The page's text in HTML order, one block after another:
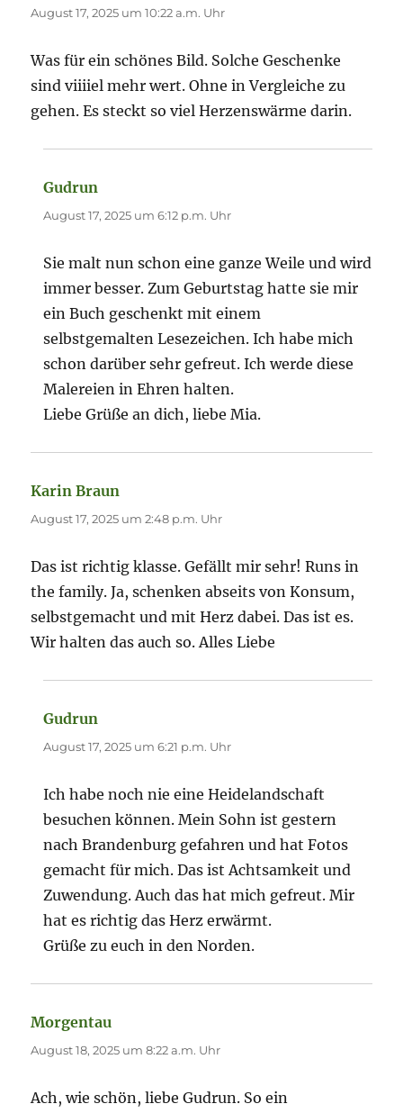
August 17, 2025 um 10:22 a.m. Uhr
Was für ein schönes Bild. Solche Geschenke
sind viiiiel mehr wert. Ohne in Vergleiche zu
gehen. Es steckt so viel Herzenswärme darin.
Gudrun
August 17, 2025 um 6:12 p.m. Uhr
Sie malt nun schon eine ganze Weile und wird
immer besser. Zum Geburtstag hatte sie mir
ein Buch geschenkt mit einem
selbstgemalten Lesezeichen. Ich habe mich
schon darüber sehr gefreut. Ich werde diese
Malereien in Ehren halten.
Liebe Grüße an dich, liebe Mia.
Karin Braun
August 17, 2025 um 2:48 p.m. Uhr
Das ist richtig klasse. Gefällt mir sehr! Runs in
the family. Ja, schenken abseits von Konsum,
selbstgemacht und mit Herz dabei. Das ist es.
Wir halten das auch so. Alles Liebe
Gudrun
August 17, 2025 um 6:21 p.m. Uhr
Ich habe noch nie eine Heidelandschaft
besuchen können. Mein Sohn ist gestern
nach Brandenburg gefahren und hat Fotos
gemacht für mich. Das ist Achtsamkeit und
Zuwendung. Auch das hat mich gefreut. Mir
hat es richtig das Herz erwärmt.
Grüße zu euch in den Norden.
Morgentau
August 18, 2025 um 8:22 a.m. Uhr
Ach, wie schön, liebe Gudrun. So ein